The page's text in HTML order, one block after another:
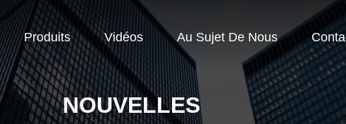
Produits Vidéos Au Sujet De Nous
NOUVELLES